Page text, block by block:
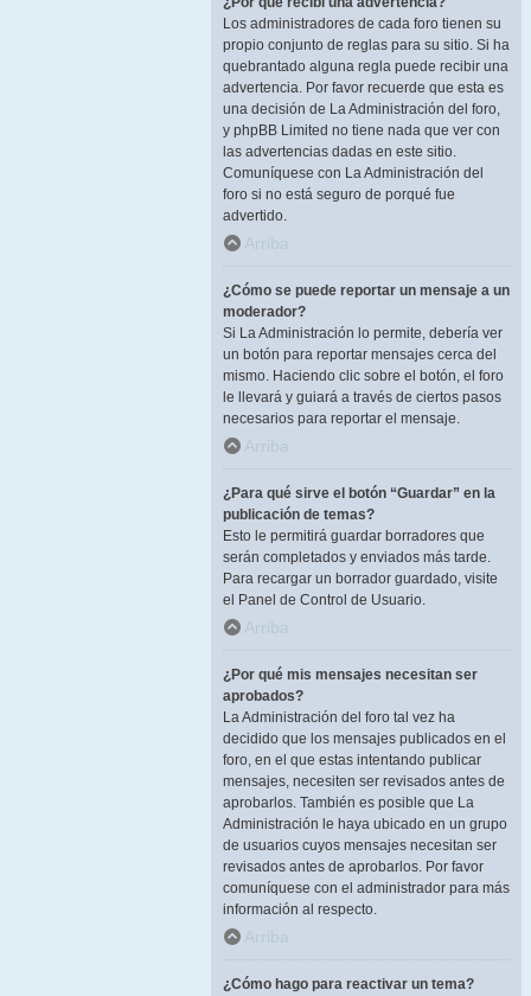
Los administradores de cada foro tienen su
propio conjunto de reglas para su sitio. Si ha
quebrantado alguna regla puede recibir una
advertencia. Por favor recuerde que esta es
una decisión de La Administración del foro,
y phpBB Limited no tiene nada que ver con
las advertencias dadas en este sitio.
Comuníquese con La Administración del
foro si no está seguro de porqué fue
advertido.
Arriba
¿Cómo se puede reportar un mensaje a un
moderador?
Si La Administración lo permite, debería ver
un botón para reportar mensajes cerca del
mismo. Haciendo clic sobre el botón, el foro
le llevará y guiará a través de ciertos pasos
necesarios para reportar el mensaje.
Arriba
¿Para qué sirve el botón “Guardar” en la
publicación de temas?
Esto le permitirá guardar borradores que
serán completados y enviados más tarde.
Para recargar un borrador guardado, visite
el Panel de Control de Usuario.
Arriba
¿Por qué mis mensajes necesitan ser
aprobados?
La Administración del foro tal vez ha
decidido que los mensajes publicados en el
foro, en el que estas intentando publicar
mensajes, necesiten ser revisados antes de
aprobarlos. También es posible que La
Administración le haya ubicado en un grupo
de usuarios cuyos mensajes necesitan ser
revisados antes de aprobarlos. Por favor
comuníquese con el administrador para más
información al respecto.
Arriba
¿Cómo hago para reactivar un tema?